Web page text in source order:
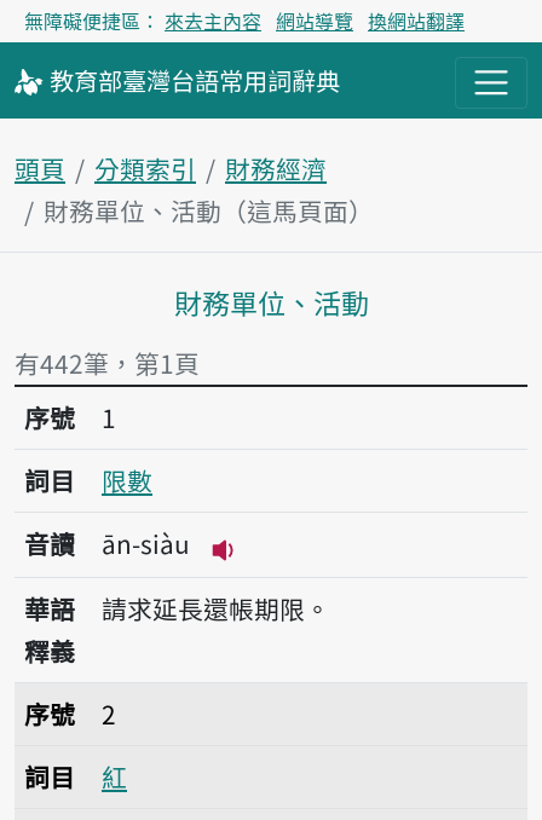
無障礙便捷區： 來去主內容 網站導覽 換網站翻譯
教育部臺灣台語常用詞辭典
頭頁 分類索引
財務經濟
財務單位、活動（這馬頁面）
主內容區
財務單位、活動
有442筆，第1頁
序號1限數
序號
1
詞目
限數
音讀
ān-siàu
播放音讀ān-siàu
華語
釋義
請求延長還帳期限。
序號2紅
序號
2
詞目
紅